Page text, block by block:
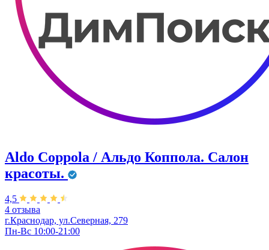
Aldo Coppola / Альдо Коппола. Салон
красоты.
4,5
4 отзыва
г.Краснодар, ул.Северная, 279
Пн-Вс 10:00-21:00